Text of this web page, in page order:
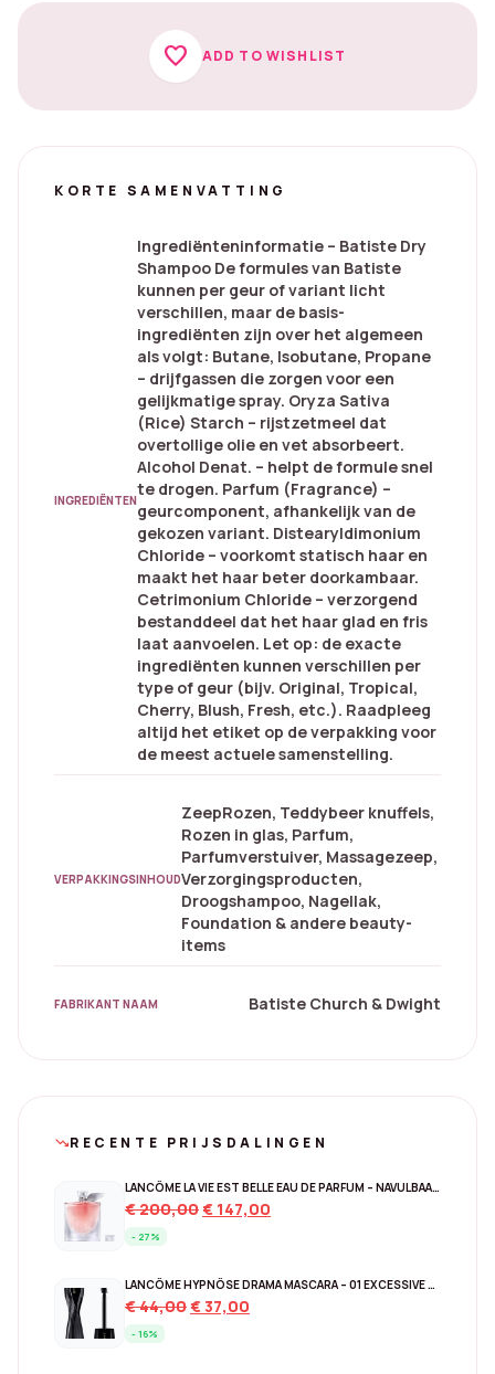
favorite ADD TO WISHLIST
KORTE SAMENVATTING
INGREDIËNTEN
Ingrediënteninformatie – Batiste Dry
Shampoo De formules van Batiste
kunnen per geur of variant licht
verschillen, maar de basis-
ingrediënten zijn over het algemeen
als volgt: Butane, Isobutane, Propane
– drijfgassen die zorgen voor een
gelijkmatige spray. Oryza Sativa
(Rice) Starch – rijstzetmeel dat
overtollige olie en vet absorbeert.
Alcohol Denat. – helpt de formule snel
te drogen. Parfum (Fragrance) –
geurcomponent, afhankelijk van de
gekozen variant. Distearyldimonium
Chloride – voorkomt statisch haar en
maakt het haar beter doorkambaar.
Cetrimonium Chloride – verzorgend
bestanddeel dat het haar glad en fris
laat aanvoelen. Let op: de exacte
ingrediënten kunnen verschillen per
type of geur (bijv. Original, Tropical,
Cherry, Blush, Fresh, etc.). Raadpleeg
altijd het etiket op de verpakking voor
de meest actuele samenstelling.
VERPAKKINGSINHOUD
ZeepRozen, Teddybeer knuffels,
Rozen in glas, Parfum,
Parfumverstuiver, Massagezeep,
Verzorgingsproducten,
Droogshampoo, Nagellak,
Foundation & andere beauty-
items
FABRIKANT NAAM Batiste Church & Dwight
trending_downRECENTE PRIJSDALINGEN
LANCÔME LA VIE EST BELLE EAU DE PARFUM – NAVULBAAR 150 ML
€200,00Original
€ 200,00.
€ 147,00
- 27%
LANCÔME HYPNÔSE DRAMA MASCARA – 01 EXCESSIVE BLACK
€44,00Original
€37,00
- 16%